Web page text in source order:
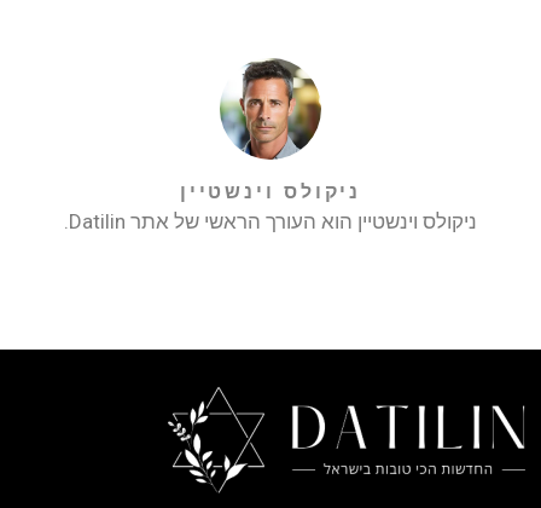
ניקולס וינשטיין
ניקולס וינשטיין הוא העורך הראשי של אתר Datilin.